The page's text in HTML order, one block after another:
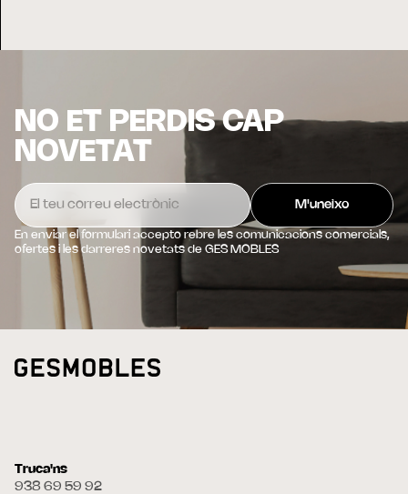
NO ET PERDIS CAP
NOVETAT
En enviar el formulari accepto rebre les comunicacions comercials,
ofertes i les darreres novetats de GES MOBLES
Truca'ns
938 69 59 92